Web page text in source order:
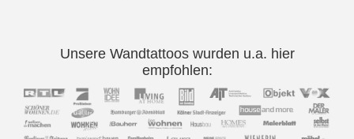
Unsere Wandtattoos wurden u.a. hier
empfohlen: